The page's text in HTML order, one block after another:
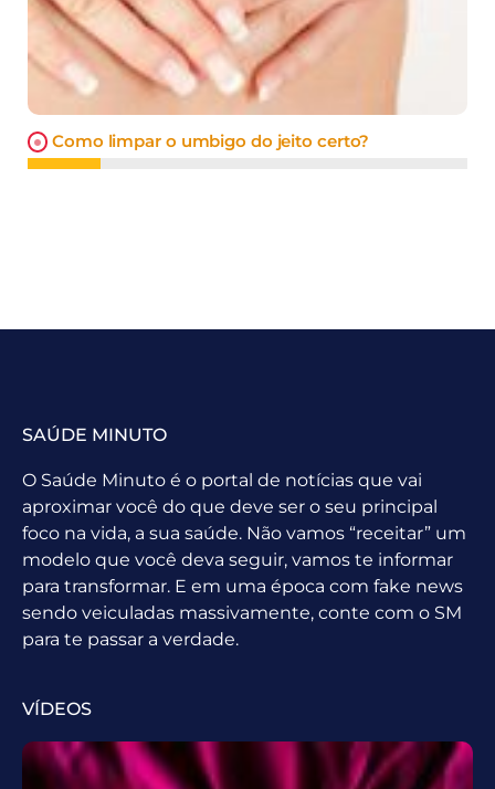
Como limpar o umbigo do jeito certo?
SAÚDE MINUTO
O Saúde Minuto é o portal de notícias que vai
aproximar você do que deve ser o seu principal
foco na vida, a sua saúde. Não vamos “receitar” um
modelo que você deva seguir, vamos te informar
para transformar. E em uma época com fake news
sendo veiculadas massivamente, conte com o SM
para te passar a verdade.
VÍDEOS